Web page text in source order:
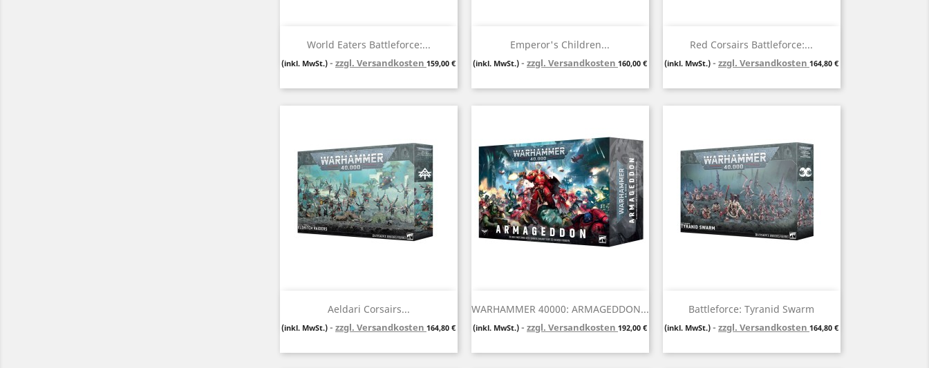
World Eaters Battleforce:...
(inkl. MwSt.) zzgl. Versandkosten Preis
159,00 €
Vorschau Emperor's Children...
(inkl. MwSt.) zzgl. Versandkosten Preis
160,00 €
Vorschau Red Corsairs Battleforce:...
(inkl. MwSt.) zzgl. Versandkosten Preis
164,80 €
Vorschau
Aeldari Corsairs...
(inkl. MwSt.) zzgl. Versandkosten Preis
164,80 €
Vorschau WARHAMMER 40000: ARMAGEDDON...
(inkl. MwSt.) zzgl. Versandkosten Preis
192,00 €
Vorschau Battleforce: Tyranid Swarm
(inkl. MwSt.) zzgl. Versandkosten Preis
164,80 €
Vorschau